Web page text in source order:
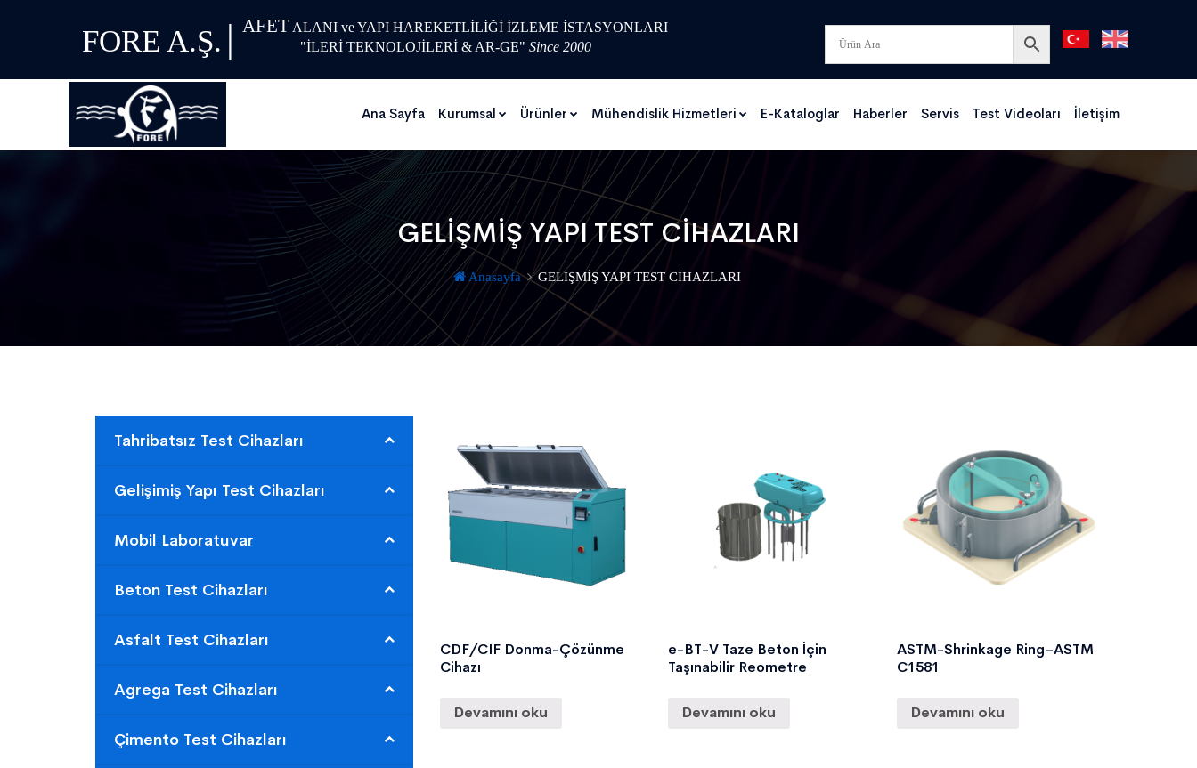
FORE A.Ş. | AFET ALANI ve YAPI HAREKETLİLİĞİ İZLEME İSTASYONLARI
"İLERİ TEKNOLOJİLERİ & AR-GE" Since 2000
Ana Sayfa Kurumsal Ürünler Mühendislik Hizmetleri E-Kataloglar Haberler Servis Test Videoları İletişim
GELİŞMİŞ YAPI TEST CİHAZLARI
Anasayfa GELİŞMİŞ YAPI TEST CİHAZLARI
Tahribatsız Test Cihazları
Gelişimiş Yapı Test Cihazları
Mobil Laboratuvar
Beton Test Cihazları
Asfalt Test Cihazları
Agrega Test Cihazları
Çimento Test Cihazları
CDF/CIF Donma-Çözünme
Cihazı
Devamını oku
e-BT-V Taze Beton İçin
Taşınabilir Reometre
Devamını oku
ASTM-Shrinkage Ring–ASTM
C1581
Devamını oku